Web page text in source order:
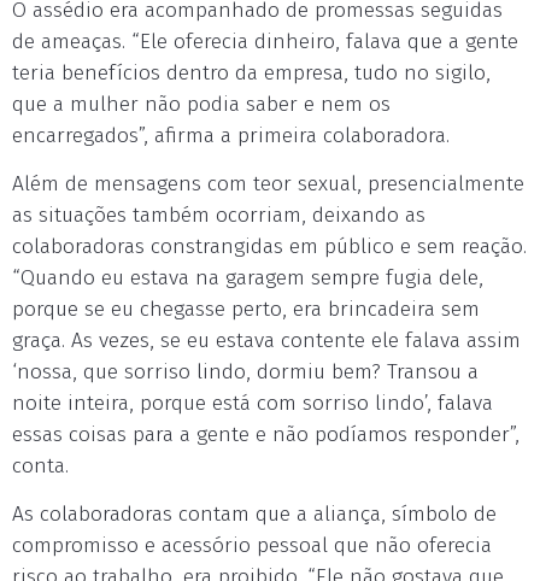
O assédio era acompanhado de promessas seguidas
de ameaças. “Ele oferecia dinheiro, falava que a gente
teria benefícios dentro da empresa, tudo no sigilo,
que a mulher não podia saber e nem os
encarregados”, afirma a primeira colaboradora.
Além de mensagens com teor sexual, presencialmente
as situações também ocorriam, deixando as
colaboradoras constrangidas em público e sem reação.
“Quando eu estava na garagem sempre fugia dele,
porque se eu chegasse perto, era brincadeira sem
graça. As vezes, se eu estava contente ele falava assim
‘nossa, que sorriso lindo, dormiu bem? Transou a
noite inteira, porque está com sorriso lindo’, falava
essas coisas para a gente e não podíamos responder”,
conta.
As colaboradoras contam que a aliança, símbolo de
compromisso e acessório pessoal que não oferecia